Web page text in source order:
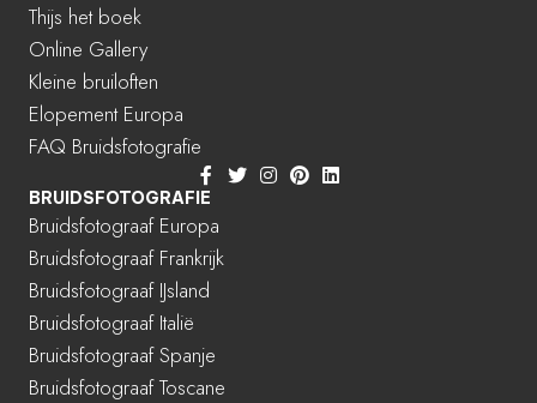
Thijs het boek
Online Gallery
Kleine bruiloften
Elopement Europa
FAQ Bruidsfotografie
BRUIDSFOTOGRAFIE
Bruidsfotograaf Europa
Bruidsfotograaf Frankrijk
Bruidsfotograaf IJsland
Bruidsfotograaf Italië
Bruidsfotograaf Spanje
Bruidsfotograaf Toscane